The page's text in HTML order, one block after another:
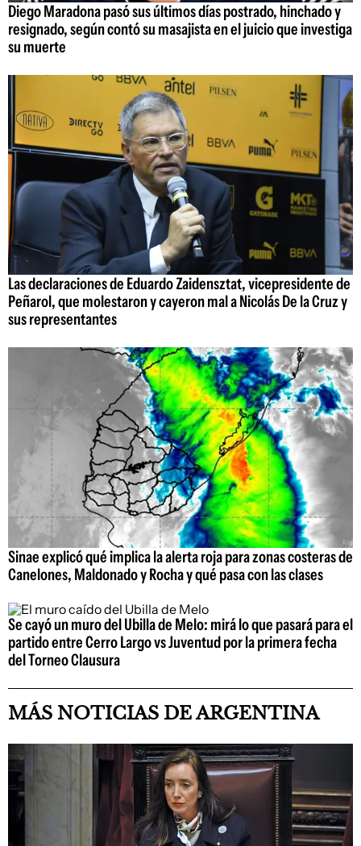
Diego Maradona pasó sus últimos días postrado, hinchado y
resignado, según contó su masajista en el juicio que investiga
su muerte
Las declaraciones de Eduardo Zaidensztat, vicepresidente de
Peñarol, que molestaron y cayeron mal a Nicolás De la Cruz y
sus representantes
Sinae explicó qué implica la alerta roja para zonas costeras de
Canelones, Maldonado y Rocha y qué pasa con las clases
Se cayó un muro del Ubilla de Melo: mirá lo que pasará para el
partido entre Cerro Largo vs Juventud por la primera fecha
del Torneo Clausura
MÁS NOTICIAS DE ARGENTINA